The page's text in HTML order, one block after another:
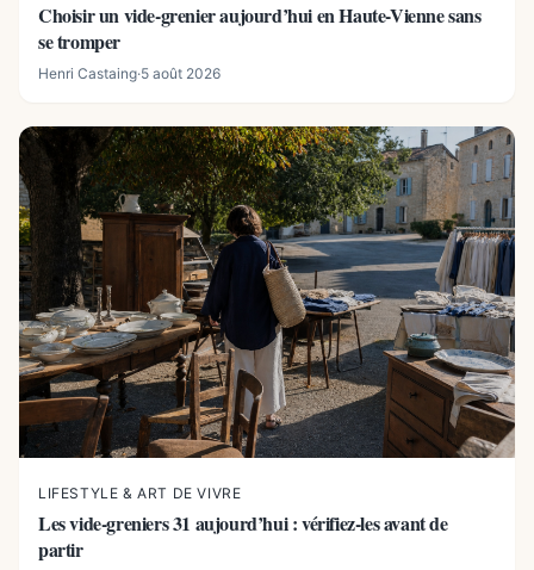
Choisir un vide-grenier aujourd’hui en Haute-Vienne sans
se tromper
Henri Castaing·5 août 2026
LIFESTYLE & ART DE VIVRE
Les vide-greniers 31 aujourd’hui : vérifiez-les avant de
partir